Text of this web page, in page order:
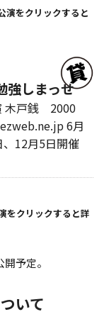
演をクリックすると
強しまっせ
木戸銭 2000
6月
12月5日開催
をクリックすると詳
予定。
いて